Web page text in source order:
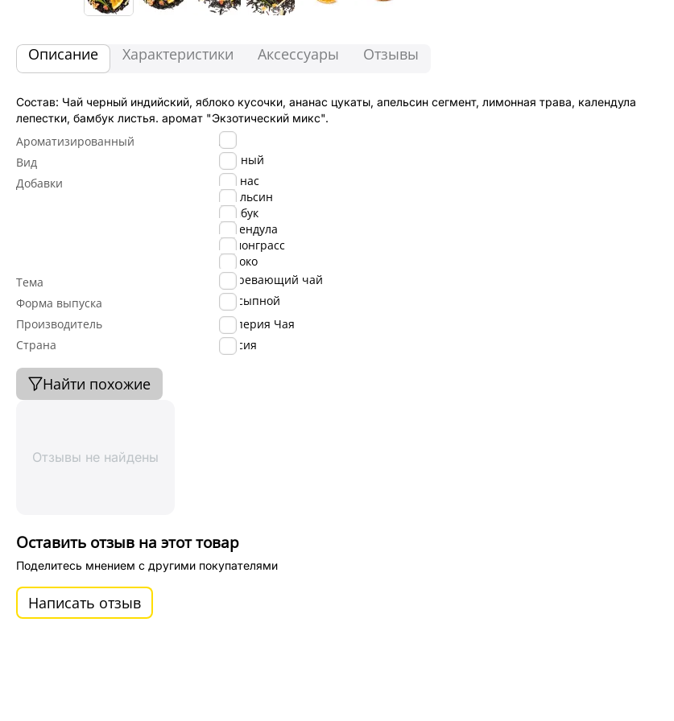
Описание Характеристики Аксессуары Отзывы
Состав: Чай черный индийский, яблоко кусочки, ананас цукаты, апельсин сегмент, лимонная трава, календула
лепестки, бамбук листья. аромат "Экзотический микс".
Ароматизированный
Да
Вид
Черный
Добавки
Ананас
Апельсин
Бамбук
Календула
Лемонграсс
Яблоко
Тема
Согревающий чай
Форма выпуска
Рассыпной
Производитель
Империя Чая
Страна
Россия
Найти похожие
Отзывы не найдены
Оставить отзыв на этот товар
Поделитесь мнением с другими покупателями
Написать отзыв